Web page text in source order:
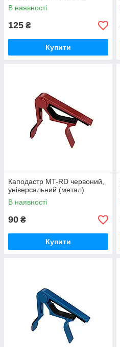
В наявності
125 ₴
Купити
Каподастр MT-RD червоний,
універсальний (метал)
В наявності
90 ₴
Купити